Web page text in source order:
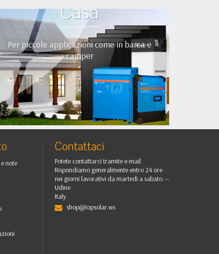
Casa
Per piccole applicazioni come in barca e
camper
•
•
•
•
••
note
Contattaci
Potete contattarci tramite e-mail.
Rispondiamo generalmente entro 24 ore
nei giorni lavorativi da martedì a sabato. --
Udine
Italy
shop@topsolar.ws